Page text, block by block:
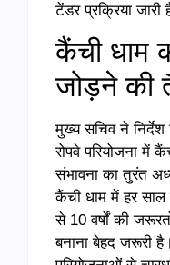
टेंडर प्रक्रिया जारी
कैंची धाम
जोड़ने की
मुख्य सचिव ने निर्देश
रोपवे परियोजना में
संभावना का तुरंत
कैंची धाम में हर
से 10 वर्षों की
बनाना बेहद जरूरी